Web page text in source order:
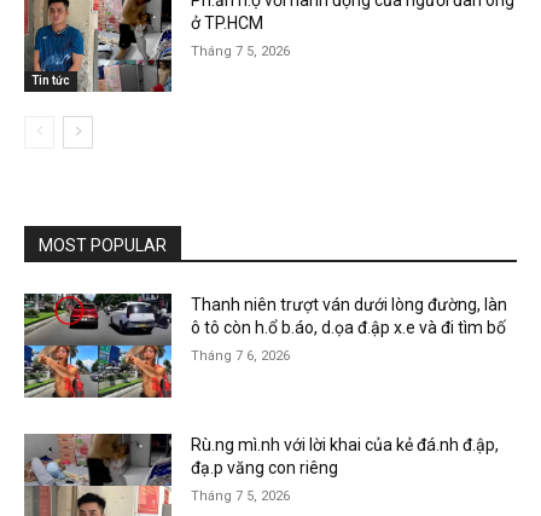
Tin tức
ở TP.HCM
Tháng 7 5, 2026
MOST POPULAR
Thanh niên trượt ván dưới lòng đường, làn
ô tô còn h.ổ b.áo, d.ọa đ.ập x.e và đi tìm bố
Tháng 7 6, 2026
Rù.ng mì.nh với lời khai của kẻ đá.nh đ.ập,
đạ.p văng con riêng
Tháng 7 5, 2026